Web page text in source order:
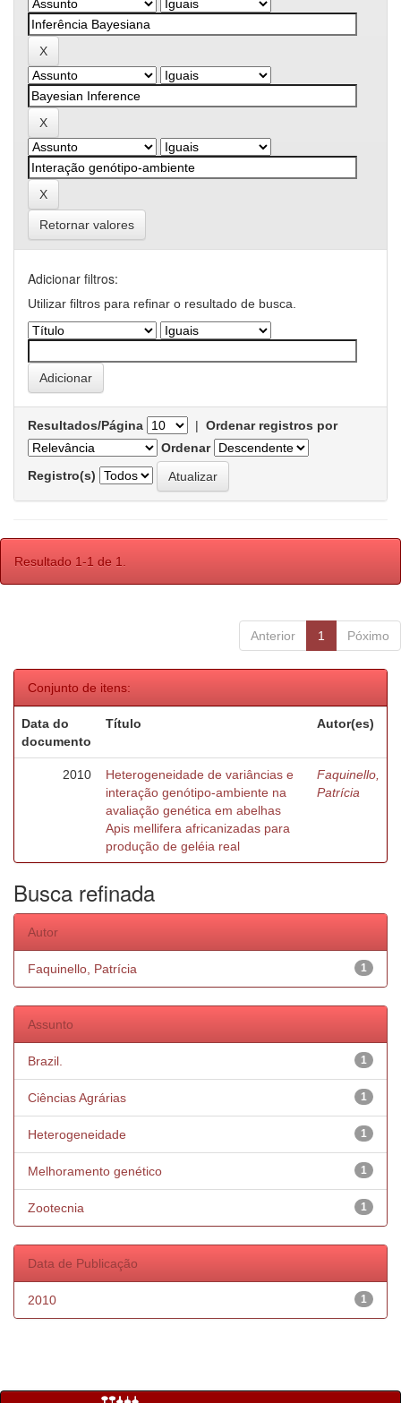
Retornar valores
Adicionar filtros:
Utilizar filtros para refinar o resultado de busca.
Resultados/Página | Ordenar registros por
Ordenar
Registro(s)
Resultado 1-1 de 1.
Anterior 1 Póximo
Conjunto de itens:
Data do
documento
Título Autor(es)
2010
Heterogeneidade de variâncias e
interação genótipo-ambiente na
avaliação genética em abelhas
Apis mellifera africanizadas para
produção de geléia real
Faquinello,
Patrícia
Busca refinada
Autor
1
Faquinello, Patrícia
Assunto
1
Brazil.
1
Ciências Agrárias
1
Heterogeneidade
1
Melhoramento genético
1
Zootecnia
Data de Publicação
1
2010